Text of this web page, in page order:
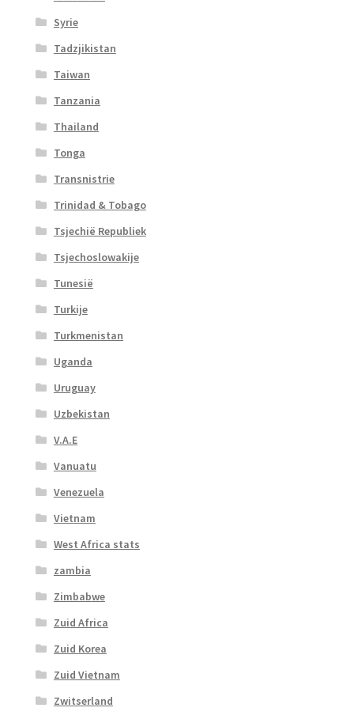
Syrie
Tadzjikistan
Taiwan
Tanzania
Thailand
Tonga
Transnistrie
Trinidad & Tobago
Tsjechië Republiek
Tsjechoslowakije
Tunesië
Turkije
Turkmenistan
Uganda
Uruguay
Uzbekistan
V.A.E
Vanuatu
Venezuela
Vietnam
West Africa stats
zambia
Zimbabwe
Zuid Africa
Zuid Korea
Zuid Vietnam
Zwitserland